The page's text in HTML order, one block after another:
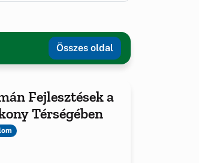
Összes oldal
Fejlesztések a
Térségében